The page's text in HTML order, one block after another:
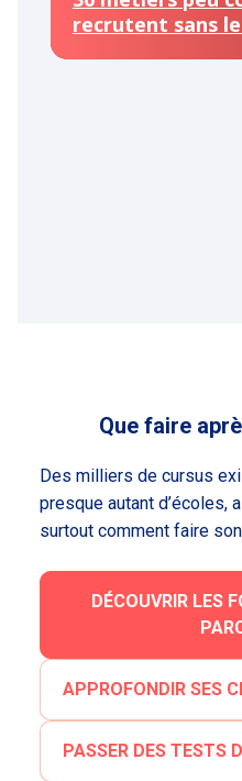
recrutent sans le
Que faire
Des milliers de cursus
presque autant d’écoles,
surtout comment faire
DÉCOUVRIR LES
PASSER DES TESTS